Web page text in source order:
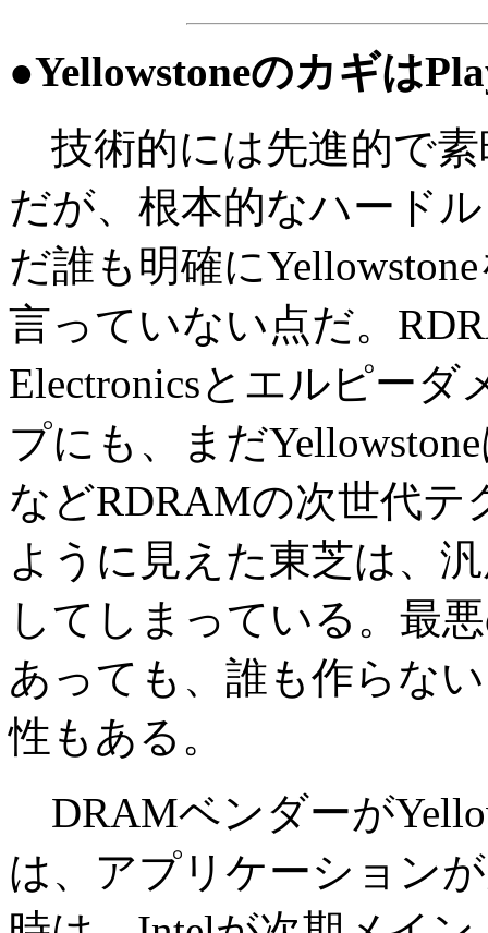
●Yellowstoneのカギは
技術的には先進的で素
だが、根本的なハード
だ誰も明確に
言っていない点だ。
Electronicsとエルピー
プにも、まだ
などRDRAMの次世代
ように見えた東芝は、
してしまっている。最
あっても、誰も作らな
性もある。
DRAMベンダーが
は、アプリケーション